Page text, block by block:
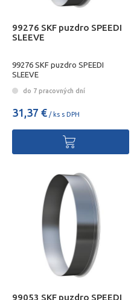
99276 SKF puzdro SPEEDI
SLEEVE
99276 SKF puzdro SPEEDI
SLEEVE
do 7 pracovných dní
31,37 € / ks s DPH
99053 SKF puzdro SPEEDI